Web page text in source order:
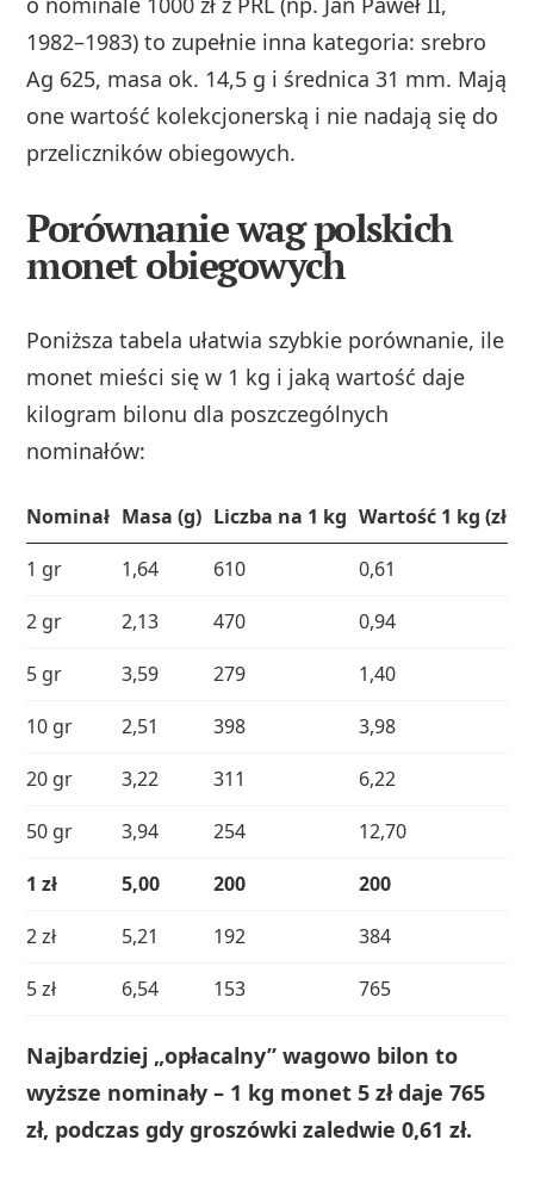
1982–1983) to zupełnie inna kategoria: srebro
Ag 625, masa ok. 14,5 g i średnica 31 mm. Mają
one wartość kolekcjonerską i nie nadają się do
przeliczników obiegowych.
Porównanie wag polskich
monet obiegowych
Poniższa tabela ułatwia szybkie porównanie, ile
monet mieści się w 1 kg i jaką wartość daje
kilogram bilonu dla poszczególnych
nominałów:
Nominał Masa (g) Liczba na 1 kg Wartość 1 kg (zł)
1 gr
1,64 610
0,61
2 gr
2,13 470
0,94
5 gr
3,59 279
1,40
10 gr
2,51 398
3,98
20 gr
3,22 311
6,22
50 gr
3,94 254
12,70
1 zł
5,00 200
200
2 zł
5,21 192
384
5 zł
6,54 153 765
Najbardziej „opłacalny” wagowo bilon to
wyższe nominały – 1 kg monet 5 zł daje 765
zł, podczas gdy groszówki zaledwie 0,61 zł.